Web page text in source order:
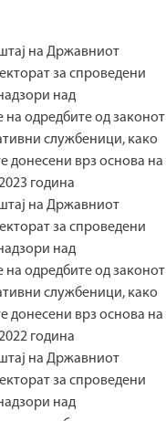
на Државниот
за спроведени
над
одредбите од законот
службеници, како
донесени врз основа на
година
на Државниот
за спроведени
над
одредбите од законот
службеници, како
донесени врз основа на
година
на Државниот
за спроведени
над